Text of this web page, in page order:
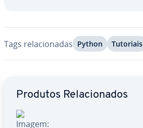
Tags re­la­ci­o­na­das Python Tutoriais
Produtos Re­la­ci­o­na­dos